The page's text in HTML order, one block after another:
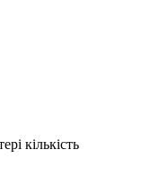
кількість